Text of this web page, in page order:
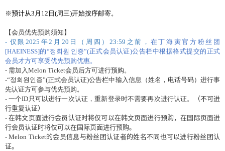
※预计从3 月 12 日 (周三)开始按序邮寄。
【会员优先预购须知】
- 仅 限2025 年2 月 20 日（周四） 23:59 之前， 在丁海寅官方粉丝团
[HAEINESS]的“정회원 인증”(正式会员认证)公告栏中根据格式提交的正式
会员才方可享受优先预购优惠。
- 需加入Melon Ticket会员后方可进行预购。
-“정회원인증”(正式会员认证)公告栏中输入信息（姓名， 电话号码）进行事
先认证方可参与优先预购。
-一个ID只可以进行一次认证 ，重新登录时不需要再次进行认证。 （不可进
行重复认证）
-在韩文页面进行会员认证时将仅可以在韩文页面进行预购 ，在国际页面进
行会员认证时将仅可以在国际页面进行预购。
- Melon Ticket的会员信息与粉丝团认证者的姓名不同也可以进行粉丝团认
证。